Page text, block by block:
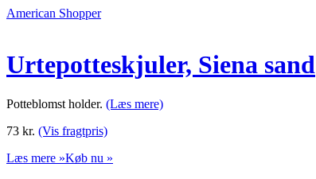
American Shopper
Urtepotteskjuler, Siena sand
Potteblomst holder. (Læs mere)
73 kr. (Vis fragtpris)
Læs mere »Køb nu »